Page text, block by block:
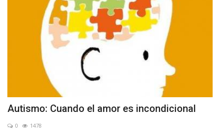
Autismo: Cuando el amor es incondicional
0 1478